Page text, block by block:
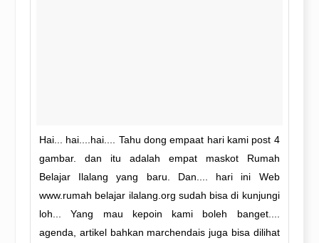
Hai... hai....hai.... Tahu dong empaat hari kami post 4
gambar. dan itu adalah empat maskot Rumah
Belajar Ilalang yang baru. Dan.... hari ini Web
www.rumah belajar ilalang.org sudah bisa di kunjungi
loh... Yang mau kepoin kami boleh banget....
agenda, artikel bahkan marchendais juga bisa dilihat